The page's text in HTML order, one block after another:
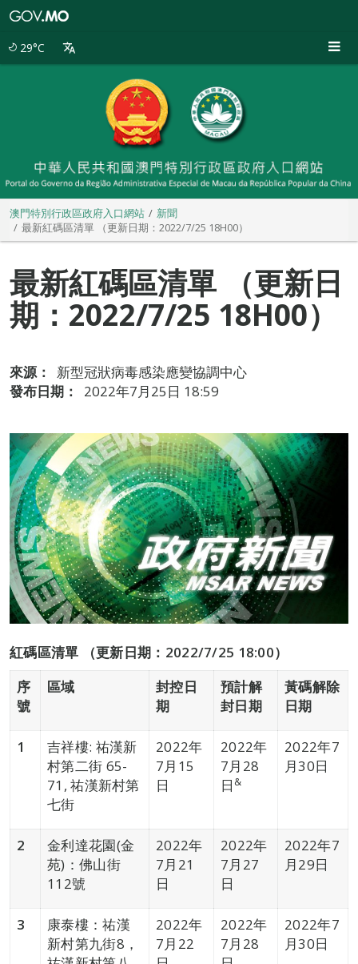
29°C
澳門特別行政區政府入口網站
新聞
最新​​​​​​​紅碼區清單 （更新日期：2022/7/25 18H00）
最新​​​​​​​紅碼區清單 （更新日
期：2022/7/25 18H00）
來源：
新型冠狀病毒感染應變協調中心
發布日期：
2022年7月25日 18:59
紅碼區清單 （更新日期：2022/7/25 18:00）
序
號
區域
封控日
期
預計解
封日期
黃碼解除
日期
1
吉祥樓: 祐漢新
村第二街 65-
71, 祐漢新村第
七街
2022年
7月15
日
2022年
7月28
日 &
2022年7
月30日
2
金利達花園(金
苑)：佛山街
112號
2022年
7月21
日
2022年
7月27
日
2022年7
月29日
3
康泰樓：祐漢
新村第九街8，
2022年
7月22
2022年
7月28
2022年7
月30日